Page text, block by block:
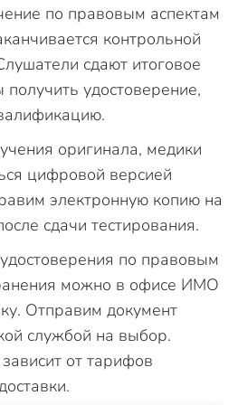
по правовым аспектам
контрольной
сдают итоговое
получить удостоверение,
оригинала, медики
цифровой версией
электронную копию на
сдачи тестирования.
по правовым
можно в офисе ИМО
Отправим документ
службой на выбор.
от тарифов